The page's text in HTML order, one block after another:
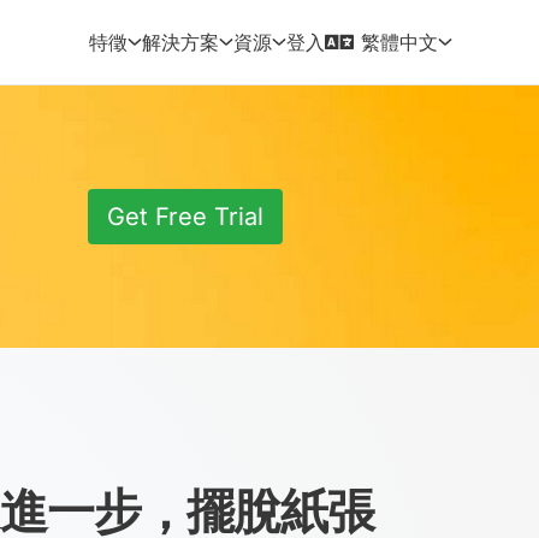
特徵 解決方案 資源 登入 繁體中文
Get Free Trial
一步，擺脫紙張